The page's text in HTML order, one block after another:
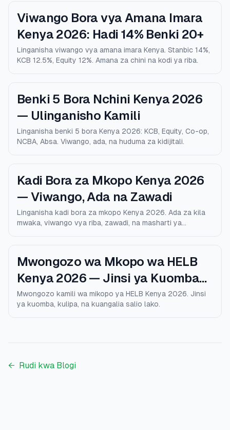
Viwango Bora vya Amana Imara
Kenya 2026: Hadi 14% Benki 20+
Linganisha viwango vya amana imara Kenya. Stanbic 14%,
KCB 12.5%, Equity 12%. Amana za chini na kodi ya riba.
Benki 5 Bora Nchini Kenya 2026
— Ulinganisho Kamili
Linganisha benki 5 bora Kenya 2026: KCB, Equity, Co-op,
NCBA, Absa. Viwango, ada, na huduma za kidijitali.
Kadi Bora za Mkopo Kenya 2026
— Viwango, Ada na Zawadi
Linganisha kadi bora za mkopo Kenya 2026. Ada za kila
mwaka, viwango vya riba, zawadi, na masharti ya
Mwongozo wa Mkopo wa HELB
Kenya 2026 — Jinsi ya Kuomba
na Kulipa
Mwongozo kamili wa mikopo ya HELB Kenya 2026. Jinsi
ya kuomba, kulipa, na kuangalia salio lako.
← Rudi kwa Blogi